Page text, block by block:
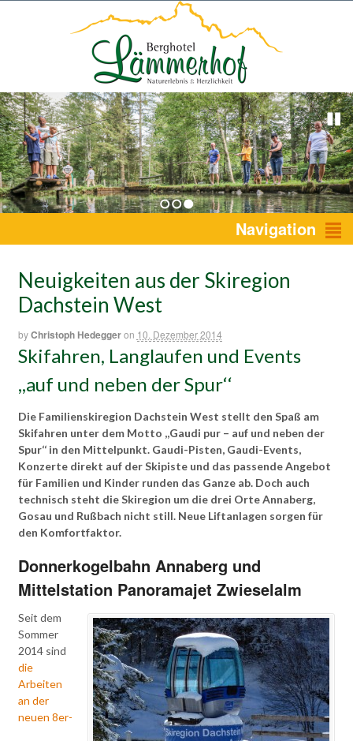
1 2 3 Navigation
Neuigkeiten aus der Skiregion
Dachstein West
byChristoph Hedeggeron 10. Dezember 2014
Skifahren, Langlaufen und Events
,,auf und neben der Spur‘‘
Die Familienskiregion Dachstein West stellt den Spaß am
Skifahren unter dem Motto ,,Gaudi pur – auf und neben der
Spur‘‘ in den Mittelpunkt. Gaudi-Pisten, Gaudi-Events,
Konzerte direkt auf der Skipiste und das passende Angebot
für Familien und Kinder runden das Ganze ab. Doch auch
technisch steht die Skiregion um die drei Orte Annaberg,
Gosau und Rußbach nicht still. Neue Liftanlagen sorgen für
den Komfortfaktor.
Donnerkogelbahn Annaberg und
Mittelstation Panoramajet Zwieselalm
Seit dem
Sommer
2014 sind
die
Arbeiten
an der
neuen 8er-